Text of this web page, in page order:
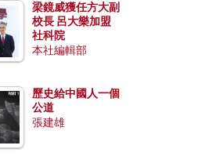
梁鏡威獲任方大副
校長 呂大樂加盟
社科院
本社編輯部
歷史給中國人一個
公道
張建雄